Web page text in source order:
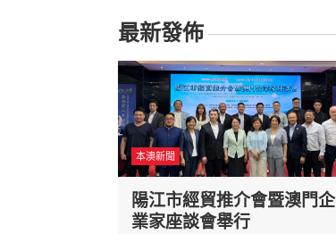
最新發佈
本澳新聞
陽江市經貿推介會暨澳門企
業家座談會舉行